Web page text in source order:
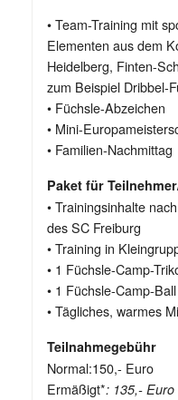
• Team-Training mit
Elementen aus dem
Heidelberg, Finten-
zum Beispiel Dribbel-
• Füchsle-Abzeichen
• Mini-
• Familien-Nachmittag
Paket für
• Trainingsinhalte
des SC Freiburg
• Training in
• 1 Füchsle-Camp-
• 1 Füchsle-Camp-Ball
• Tägliches, warmes
Teilnahmegebühr
Normal:150,- Euro
Ermäßigt*: 135,- Euro